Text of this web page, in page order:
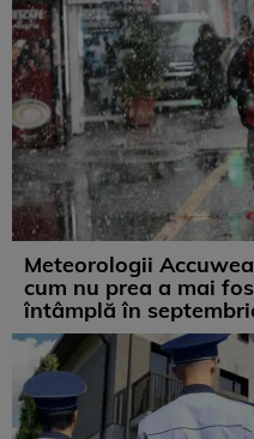
Meteorologii
cum nu prea a mai
întâmplă în